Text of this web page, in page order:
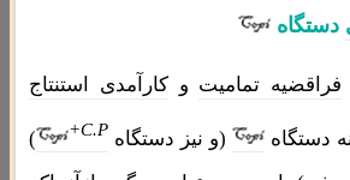
دستگاه
فراقضیه تمامیت وکارآمدی استنتاج
دستگاه (و نیز دستگاه +C.P
)